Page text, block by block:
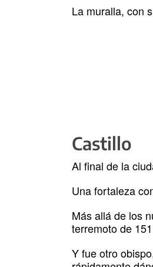
La muralla, con
Castillo
Al final de la
Una fortaleza
Más allá de los
terremoto de
Y fue otro